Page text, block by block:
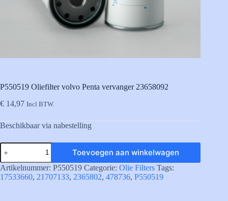
P550519 Oliefilter volvo Penta vervanger 23658092
€ 14,97 Incl BTW.
Beschikbaar via nabestelling
P550519
Oliefilter
volvo
Penta
vervanger
Toevoegen aan winkelwagen
Artikelnummer: P550519 Categorie: Olie Filters Tags:
17533660, 21707133, 2365802, 478736, P550519